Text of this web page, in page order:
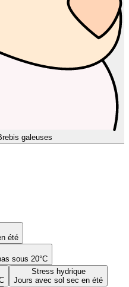
galeuses
été
sous 20°C
Stress hydrique
Jours avec sol sec en été